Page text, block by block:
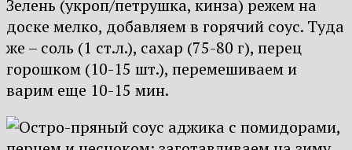
Зелень (укроп/петрушка, кинза) режем на
доске мелко, добавляем в горячий соус. Туда
же – соль (1 ст.л.), сахар (75-80 г), перец
горошком (10-15 шт.), перемешиваем и
варим еще 10-15 мин.